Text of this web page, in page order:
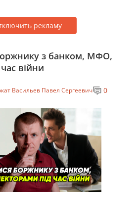
рекламу
з банком, МФО,
війни
Васильев Павел Сергеевич
0